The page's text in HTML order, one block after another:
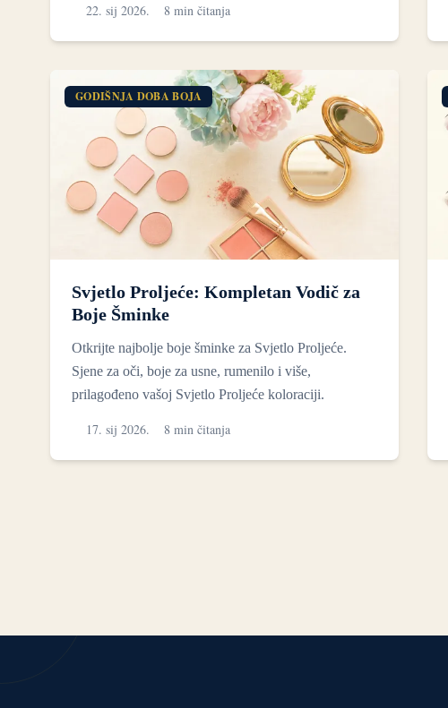
22. sij 2026. 8 min čitanja
GODIŠNJA DOBA BOJA
Svjetlo Proljeće: Kompletan Vodič za
Boje Šminke
Otkrijte najbolje boje šminke za Svjetlo Proljeće.
Sjene za oči, boje za usne, rumenilo i više,
prilagođeno vašoj Svjetlo Proljeće koloraciji.
17. sij 2026. 8 min čitanja